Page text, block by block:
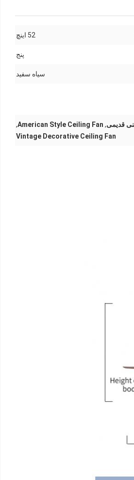
52 اینچ
پنج
سیاه سفید
,
American Style Ceiling Fan
,
Vintage Decorative Ceiling Fan